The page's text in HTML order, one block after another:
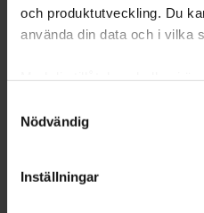
och produktutveckling. Du
använda din data och i vilka
som kan ha en
Nödvändig
Inställningar
Följ med till